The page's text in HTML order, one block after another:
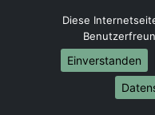
Umzug von
Umzug von
Umzug von
Umzug von
Umzug von
Diese
Einverstanden